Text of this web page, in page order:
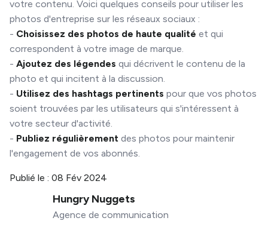
votre contenu. Voici quelques conseils pour utiliser les
photos d'entreprise sur les réseaux sociaux :
- Choisissez des photos de haute qualité et qui
correspondent à votre image de marque.
- Ajoutez des légendes qui décrivent le contenu de la
photo et qui incitent à la discussion.
- Utilisez des hashtags pertinents pour que vos photos
soient trouvées par les utilisateurs qui s'intéressent à
votre secteur d'activité.
- Publiez régulièrement des photos pour maintenir
l'engagement de vos abonnés.
Publié le : 08 Fév 2024
Hungry Nuggets
Agence de communication